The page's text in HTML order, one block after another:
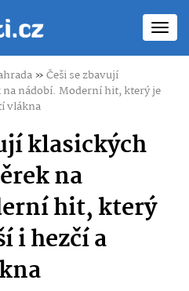
»Češi se zbavují
nádobí. Moderní hit, který je
vlákna
klasických
na
hit, který
i hezčí a